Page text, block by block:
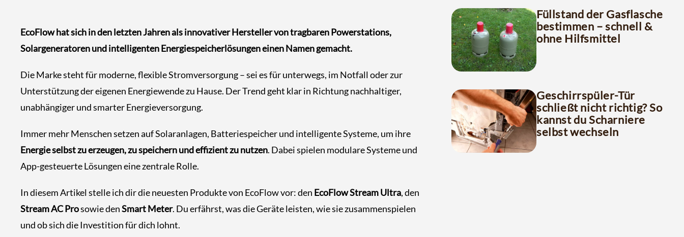
EcoFlow hat sich in den letzten Jahren als innovativer Hersteller von tragbaren Powerstations,
Solargeneratoren und intelligenten Energiespeicherlösungen einen Namen gemacht.
Die Marke steht für moderne, flexible Stromversorgung – sei es für unterwegs, im Notfall oder zur
Unterstützung der eigenen Energiewende zu Hause. Der Trend geht klar in Richtung nachhaltiger,
unabhängiger und smarter Energieversorgung.
Immer mehr Menschen setzen auf Solaranlagen, Batteriespeicher und intelligente Systeme, um ihre
Energie selbst zu erzeugen, zu speichern und effizient zu nutzen. Dabei spielen modulare Systeme und
App-gesteuerte Lösungen eine zentrale Rolle.
In diesem Artikel stelle ich dir die neuesten Produkte von EcoFlow vor: den EcoFlow Stream Ultra, den
Stream AC Prosowie denSmart Meter. Du erfährst, was die Geräte leisten, wie sie zusammenspielen
und ob sich die Investition für dich lohnt.
Füllstand der Gasflasche
bestimmen – schnell &
ohne Hilfsmittel
Geschirrspüler-Tür
schließt nicht richtig? So
kannst du Scharniere
selbst wechseln